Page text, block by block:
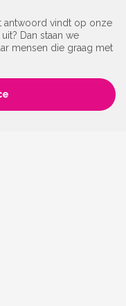
antwoord vindt op onze
Dan staan we
mensen die graag met